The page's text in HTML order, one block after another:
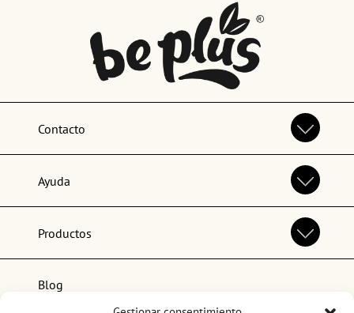
Contacto
Ayuda
Productos
Blog